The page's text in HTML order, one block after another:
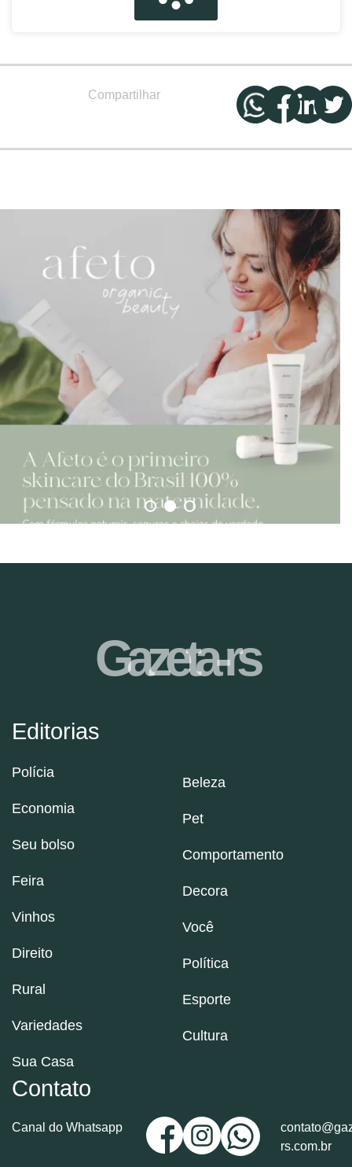
Compartilhar
Editorias
Polícia
Economia
Seu bolso
Feira
Vinhos
Direito
Rural
Variedades
Sua Casa
Beleza
Pet
Comportamento
Decora
Você
Política
Esporte
Cultura
Contato
Canal do Whatsapp
rs.com.br
Gazeta-rs